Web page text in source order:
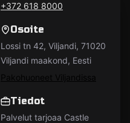
+372 618 8000
Osoite
Lossi tn 42, Viljandi, 71020
Viljandi maakond, Eesti
Pakohuoneet Viljandissa
Tiedot
Palvelut tarjoaa Castle